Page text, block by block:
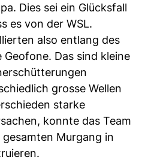
Dies sei ein Glücksfall
es von der WSL.
also entlang des
Das sind kleine
grosse Wellen
starke
konnte das Team
gesamten Murgang in